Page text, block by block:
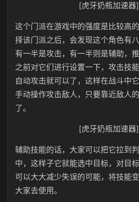
[虎牙奶瓶加速器]
这个门派在游戏中的强度是比较高
择该门派之后，会发现这个角色有
有一半是攻击，有一半则是辅助，
之前对它们进行设置一下，攻击技
自动攻击就可以了，这样在战斗中
手动操作攻击敌人，只要靠近敌人
了。
[虎牙奶瓶加速器]
辅助技能的话，大家可以把它拉到
中，这样子它就能选中目标，对目
可以大大减少失误的可能，将技能
大家去使用。